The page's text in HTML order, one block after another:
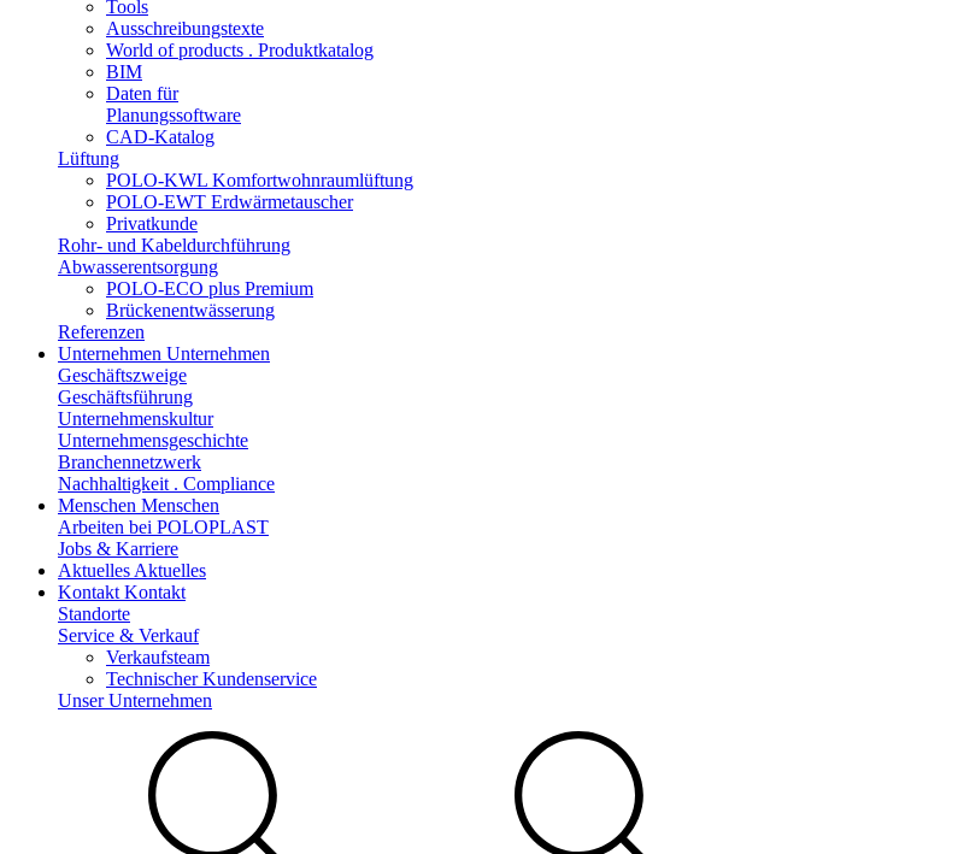
Tools
Ausschreibungstexte
World of products . Produktkatalog
BIM
Daten für
Planungssoftware
CAD-Katalog
Lüftung
POLO-KWL Komfortwohnraumlüftung
POLO-EWT Erdwärmetauscher
Privatkunde
Rohr- und Kabeldurchführung
Abwasserentsorgung
POLO-ECO plus Premium
Brückenentwässerung
Referenzen
Unternehmen Unternehmen
Geschäftszweige
Geschäftsführung
Unternehmenskultur
Unternehmensgeschichte
Branchennetzwerk
Nachhaltigkeit . Compliance
Menschen Menschen
Arbeiten bei POLOPLAST
Jobs & Karriere
Aktuelles Aktuelles
Kontakt Kontakt
Standorte
Service & Verkauf
Verkaufsteam
Technischer Kundenservice
Unser Unternehmen